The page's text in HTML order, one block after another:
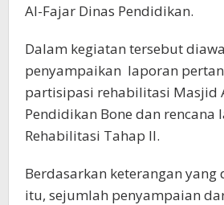
Al-Fajar Dinas Pendidikan.
Dalam kegiatan tersebut
penyampaikan laporan
partisipasi rehabilitasi Masjid
Pendidikan Bone dan rencana
Rehabilitasi Tahap II.
Berdasarkan keterangan yang
itu, sejumlah penyampaian